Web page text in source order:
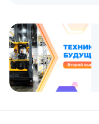
погрузчиками,
в